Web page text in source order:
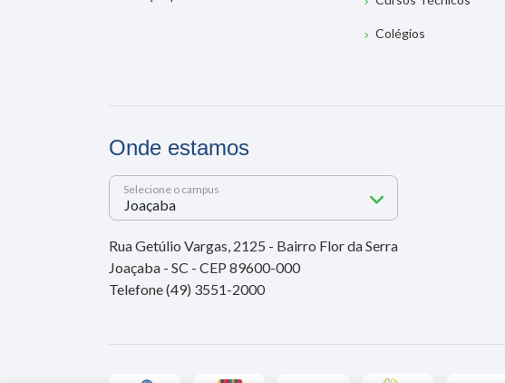
Colégios
Onde estamos
Selecione o campus
Rua Getúlio Vargas, 2125 - Bairro Flor da Serra
Joaçaba - SC - CEP 89600-000
Telefone (49) 3551-2000